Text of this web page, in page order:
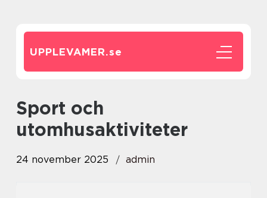
UPPLEVAMER.se
Sport och
utomhusaktiviteter
24 november 2025 admin